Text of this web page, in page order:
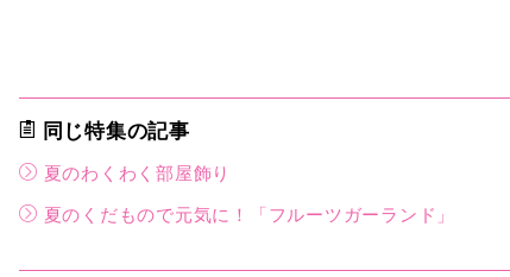
同じ特集の記事
夏のわくわく部屋飾り
夏のくだもので元気に！「フルーツガーランド」